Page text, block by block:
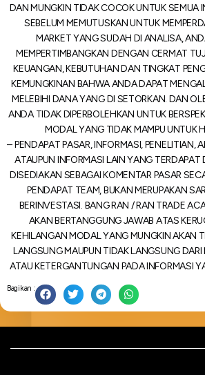
DAN MUNGKIN TIDAK COCOK UNTUK SEMUA
SEBELUM MEMUTUSKAN UNTUK
MARKET YANG SUDAH DI ANALISA,
MEMPERTIMBANGKAN DENGAN CERMAT
KEUANGAN, KEBUTUHAN DAN TINGKAT
KEMUNGKINAN BAHWA ANDA DAPAT
MELEBIHI DANA YANG DI SETORKAN. DAN
ANDA TIDAK DIPERBOLEHKAN UNTUK
MODAL YANG TIDAK MAMPU UNTUK
– PENDAPAT PASAR, INFORMASI, PENELITIAN,
ATAUPUN INFORMASI LAIN YANG TERDAPAT
DISEDIAKAN SEBAGAI KOMENTAR PASAR
PENDAPAT TEAM, BUKAN MERUPAKAN
BERINVESTASI. BANG RAN / RAN TRADE
AKAN BERTANGGUNG JAWAB ATAS
KEHILANGAN MODAL YANG MUNGKIN AKAN
LANGSUNG MAUPUN TIDAK LANGSUNG DARI
ATAU KETERGANTUNGAN PADA INFORMASI
Bagikan :